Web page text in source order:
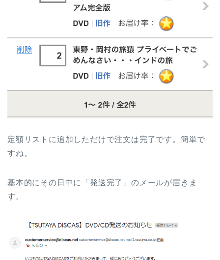
定額リストに追加しただけで注文は完了です。簡単で
すね。
基本的にその日中に「発送完了」のメールが届きま
す。